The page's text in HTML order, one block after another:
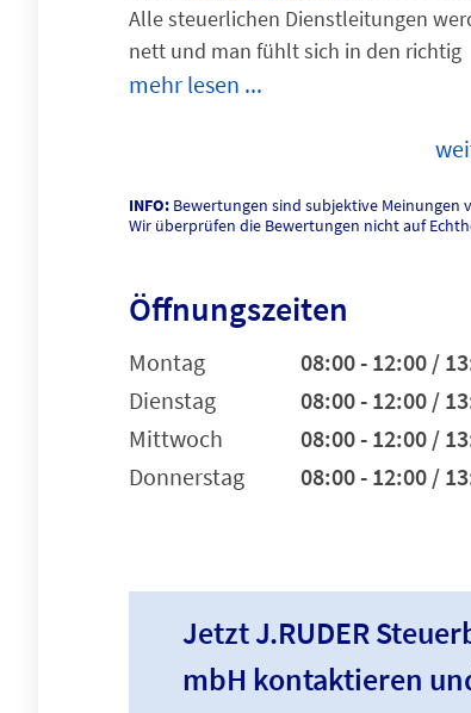
Alle steuerlichen Dienstleitungen
nett und man fühlt sich in den richtig
mehr lesen ...
INFO: Bewertungen sind subjektive
Wir überprüfen die Bewertungen nicht auf
Öffnungszeiten
Montag
08:00 - 12:00 /
Dienstag
08:00 - 12:00 /
Mittwoch
08:00 - 12:00 /
Donnerstag
08:00 - 12:00 /
Jetzt J.RUDER
mbH kontaktieren